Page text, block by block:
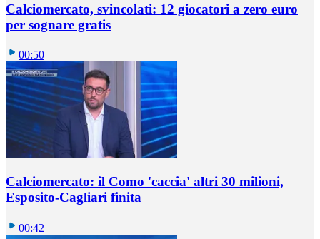
Calciomercato, svincolati: 12 giocatori a zero euro
per sognare gratis
00:50
Calciomercato: il Como 'caccia' altri 30 milioni,
Esposito-Cagliari finita
00:42